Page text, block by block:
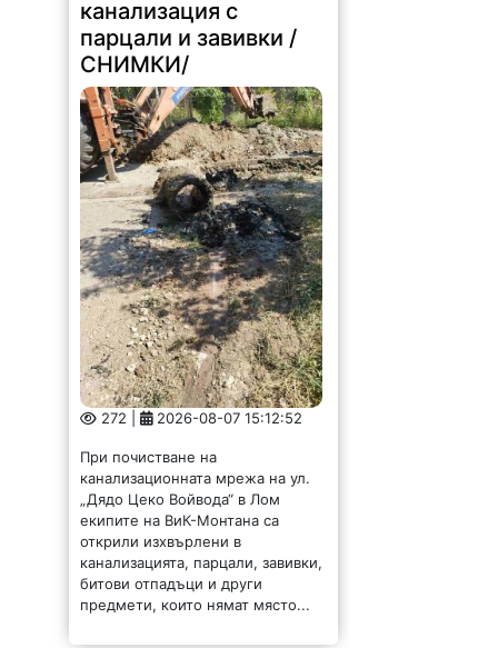
парцали и завивки /
СНИМКИ/
272 | 2026-08-07 15:12:52
канализационната мрежа на ул.
„Дядо Цеко Войвода“ в Лом
екипите на ВиК-Монтана са
открили изхвърлени в
канализацията, парцали, завивки,
битови отпадъци и други
предмети, които нямат място...